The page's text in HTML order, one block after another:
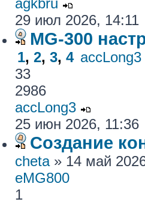
agkbru
29 июл 2026, 14:11
MG-300
1, 2, 3, 4 accLong3
33
2986
accLong3
25 июн 2026, 11:36
Создание
cheta» 14 май
eMG800
1